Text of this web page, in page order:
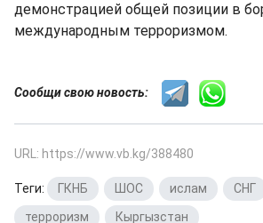
демонстрацией общей позиции в
международным терроризмом.
Сообщи свою новость:
URL: https://www.vb.kg/388480
Теги: ГКНБ ШОС ислам СНГ
терроризм
Кыргызстан